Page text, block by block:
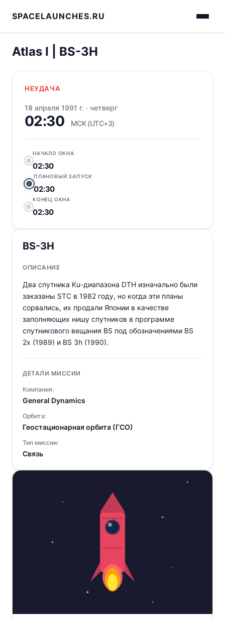
SPACELAUNCHES.RU
Atlas I | BS-3H
НЕУДАЧА
18 апреля 1991 г. · четверг
02:30 МСК (UTC+3)
НАЧАЛО ОКНА
02:30
ПЛАНОВЫЙ ЗАПУСК
02:30
КОНЕЦ ОКНА
02:30
BS-3H
ОПИСАНИЕ
Два спутника Ku-диапазона DTH изначально были
заказаны STC в 1982 году, но когда эти планы
сорвались, их продали Японии в качестве
заполняющих нишу спутников в программе
спутникового вещания BS под обозначениями BS
2x (1989) и BS 3h (1990).
ДЕТАЛИ МИССИИ
Компания:
General Dynamics
Орбита:
Геостационарная орбита (ГСО)
Тип миссии:
Связь